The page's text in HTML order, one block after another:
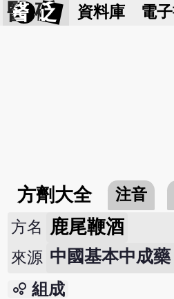
醫 砭 資料庫 電
方劑大全 注音
方名 鹿尾鞭酒
來源 中國基本中成
bubble_chart 組成